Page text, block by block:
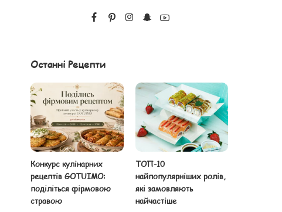
Останні Рецепти
Конкурс кулінарних
рецептів GOTUIMO:
поділіться фірмовою
стравою
ТОП-10
найпопулярніших ролів,
які замовляють
найчастіше